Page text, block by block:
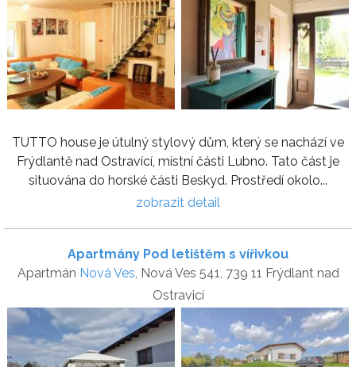
TUTTO house je útulný stylový dům, který se nachází ve
Frýdlantě nad Ostravící, místní části Lubno. Tato část je
situována do horské části Beskyd. Prostředí okolo...
zobrazit detail
Apartmány Pod letištěm s vířivkou
Apartmán Nová Ves, Nová Ves 541, 739 11 Frýdlant nad
Ostravicí